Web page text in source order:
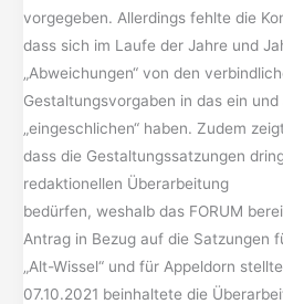
vorgegeben. Allerdings fehlte die
dass sich im Laufe der Jahre und
„Abweichungen“ von den
Gestaltungsvorgaben in das ein
„eingeschlichen“ haben. Zudem
dass die Gestaltungssatzungen
redaktionellen Überarbeitung
bedürfen, weshalb das FORUM
Antrag in Bezug auf die Satzungen
„Alt-Wissel“ und für Appeldorn
07.10.2021 beinhaltete die